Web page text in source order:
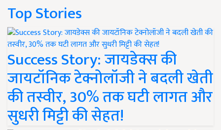
Top Stories
Success Story: जायडेक्स की
जायटॉनिक टेक्नोलॉजी ने बदली खेती
की तस्वीर, 30% तक घटी लागत और
सुधरी मिट्टी की सेहत!